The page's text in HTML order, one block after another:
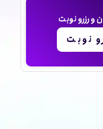
و رزرو نوبت
نوبت